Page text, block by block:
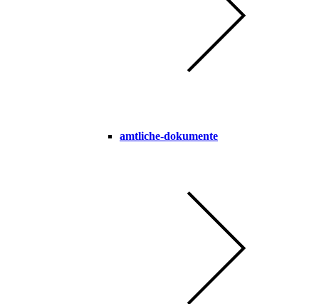
amtliche-dokumente